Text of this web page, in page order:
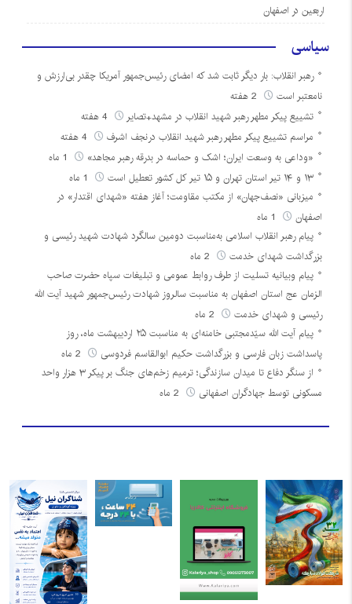
اربعین در اصفهان
سیاسی
رهبر انقلاب: بار دیگر ثابت شد که امضای رئیس‌جمهور آمریکا چقدر بی‌ارزش و
نامعتبر است
تشییع پیکر مطهر رهبر شهید انقلاب در مشهد+تصایر
مراسم تشییع پیکر مطهر رهبر شهید انقلاب درنجف اشرف
«وداعی به وسعت ایران؛ اشک و حماسه در بدرقه رهبر مجاهد»
۱۳ و ۱۴ تیر استان تهران و ۱۵ تیر کل کشور تعطیل است
میزبانی «نصف‌جهان» از مکتب مقاومت؛ آغاز هفته «شهدای اقتدار» در
اصفهان
پیام رهبر انقلاب اسلامی به‌مناسبت دومین سالگرد شهادت شهید رئیسی و
بزرگداشت شهدای خدمت
پیام وبیانیه تسلیت از طرف روابط عمومی و تبلیغات سپاه حضرت صاحب
الزمان عج استان اصفهان به مناسبت سالروز شهادت رئیس‌جمهور شهید آیت الله
رئیسی و شهدای خدمت
پیام آیت الله سیّدمجتبی خامنه‌ای به مناسبت ۲۵ اردیبهشت ماه، روز
پاسداشت زبان فارسی و بزرگداشت حکیم ابوالقاسم فردوسی
از سنگر دفاع تا میدان سازندگی؛ ترمیم زخم‌های جنگ بر پیکر ۳ هزار واحد
مسکونی توسط جهادگران اصفهانی